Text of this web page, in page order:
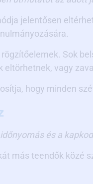
jelentősen
Sok
vagy
hogy minden
és a
más teendők közé